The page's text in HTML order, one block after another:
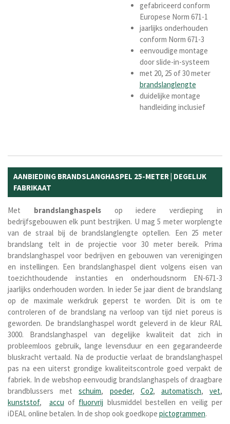
gefabriceerd conform
Europese Norm 671-1
jaarlijks onderhouden
conform Norm 671-3
eenvoudige montage
door slide-in-systeem
met 20, 25 of 30meter
brandslanglengte
duidelijke montage
handleiding inclusief
AANBIEDING BRANDSLANGHASPEL 25-METER | DEGELIJK
FABRIKAAT
Met brandslanghaspelsop iedere verdieping in
bedrijfsgebouwen elk punt bestrijken. U mag 5 meter worplengte
van de straal bij de brandslanglengte optellen. Een 25 meter
brandslang telt in de projectie voor 30 meter bereik. Prima
brandslanghaspel voor bedrijven en gebouwen van verenigingen
en instellingen. Een brandslanghaspel dient volgens eisen van
toezichthoudende instanties en onderhoudsnorm EN-671-3
jaarlijks onderhouden worden. In ieder 5e jaar dient de brandslang
op de maximale werkdruk geperst te worden. Dit is om te
controleren of de brandslang na verloop van tijd niet poreus is
geworden. De brandslanghaspel wordt geleverd in de kleur RAL
3000. Brandslanghaspel van degelijke kwaliteit dat zich in
probleemloos gebruik, lange levensduur en een gegarandeerde
bluskracht vertaald. Na de productie verlaat de brandslanghaspel
pas na een uiterst grondige kwaliteitscontrole goed verpakt de
fabriek. In de webshop eenvoudig brandslanghaspels of draagbare
brandblussers metschuim, poeder, Co2, automatisch,vet,
kunststof, accu of fluorvrij blusmiddel bestellen en veilig per
iDEAL online betalen. In de shop ook goedkope pictogrammen.